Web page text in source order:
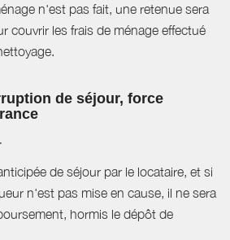
n'est pas fait, une retenue sera
couvrir les frais de ménage effectué
de séjour, force
de séjour par le locataire, et si
n'est pas mise en cause, il ne sera
hormis le dépôt de